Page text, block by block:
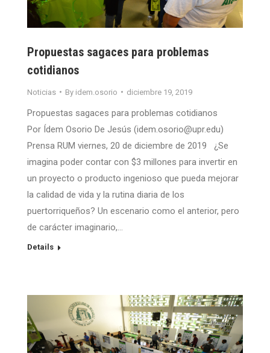
Propuestas sagaces para problemas
cotidianos
Noticias By idem.osorio diciembre 19, 2019
Propuestas sagaces para problemas cotidianos
Por Ídem Osorio De Jesús (idem.osorio@upr.edu)
Prensa RUM viernes, 20 de diciembre de 2019 ¿Se
imagina poder contar con $3 millones para invertir en
un proyecto o producto ingenioso que pueda mejorar
la calidad de vida y la rutina diaria de los
puertorriqueños? Un escenario como el anterior, pero
de carácter imaginario,…
Details